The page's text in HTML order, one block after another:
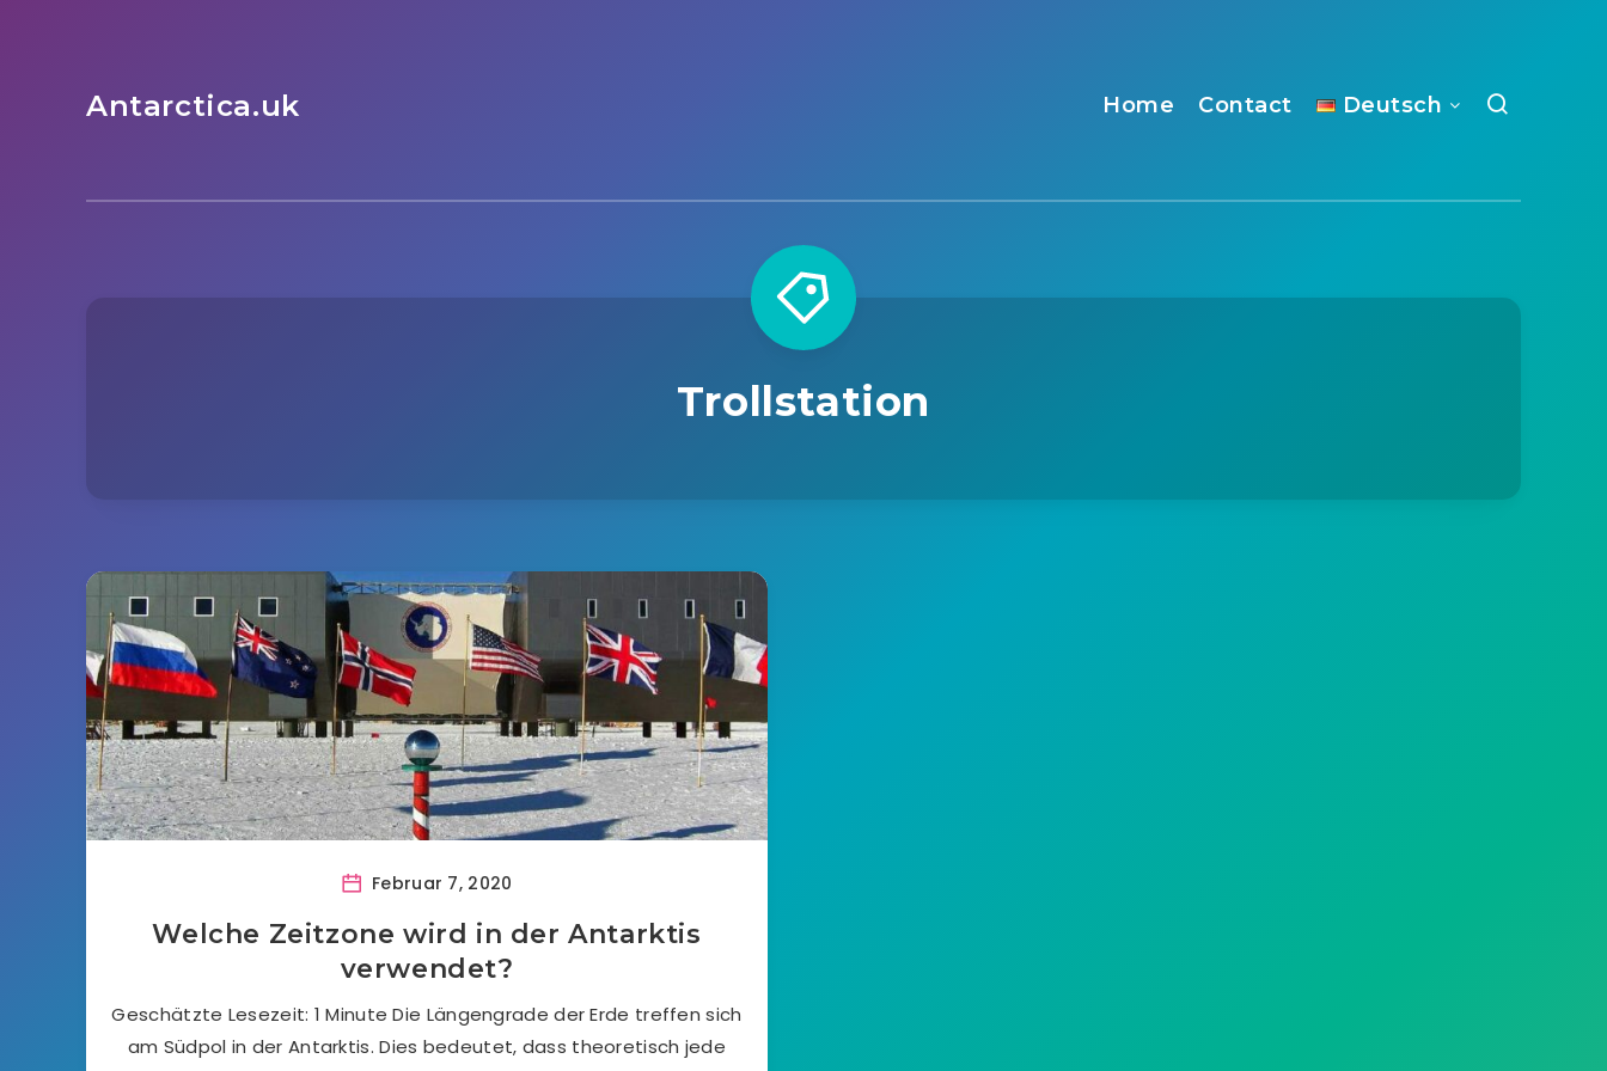
Antarctica.uk Home Contact Deutsch
Trollstation
Februar 7, 2020
Welche Zeitzone wird in der Antarktis
verwendet?
Geschätzte Lesezeit: 1 Minute Die Längengrade der Erde treffen sich
am Südpol in der Antarktis. Dies bedeutet, dass theoretisch jede